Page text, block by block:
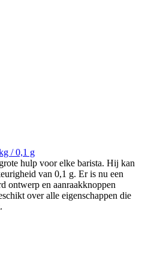
/ 0,1 g
hulp voor elke barista. Hij kan
van 0,1 g. Er is nu een
ontwerp en aanraakknoppen
over alle eigenschappen die